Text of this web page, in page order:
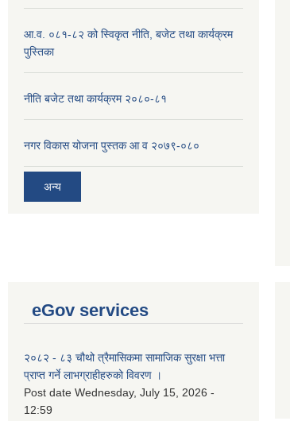
आ.व. ०८१-८२ को स्विकृत नीति, बजेट तथा कार्यक्रम
पुस्तिका
नीति बजेट तथा कार्यक्रम २०८०-८१
नगर विकास योजना पुस्तक आ व २०७९-०८०
अन्य
eGov services
२०८२ - ८३ चौथो त्रैमासिकमा सामाजिक सुरक्षा भत्ता
प्राप्त गर्ने लाभग्राहीहरुको विवरण ।
Post date Wednesday, July 15, 2026 -
12:59